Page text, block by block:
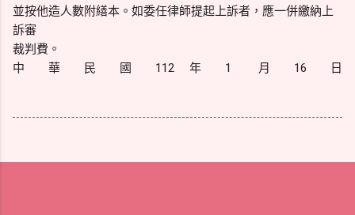
並按他造人數附繕本。如委任律師提起上訴者，應一併繳納上
訴審
裁判費。
中 華 民 國 112 年 1 月 16 日